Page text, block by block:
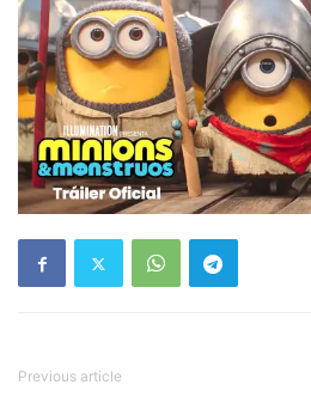
Previous article